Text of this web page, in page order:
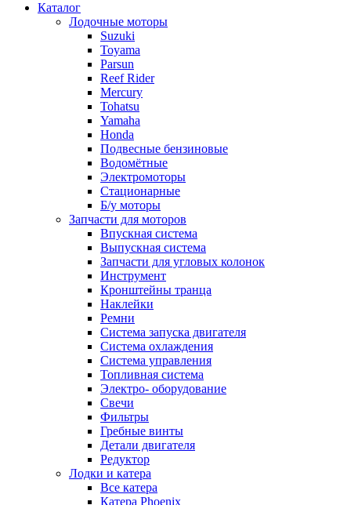
Каталог
Лодочные моторы
Suzuki
Toyama
Parsun
Reef Rider
Mercury
Tohatsu
Yamaha
Honda
Подвесные бензиновые
Водомётные
Электромоторы
Стационарные
Б/у моторы
Запчасти для моторов
Впускная система
Выпускная система
Запчасти для угловых колонок
Инструмент
Кронштейны транца
Наклейки
Ремни
Система запуска двигателя
Система охлаждения
Система управления
Топливная система
Электро- оборудование
Свечи
Фильтры
Гребные винты
Детали двигателя
Редуктор
Лодки и катера
Все катера
Катера Phoenix